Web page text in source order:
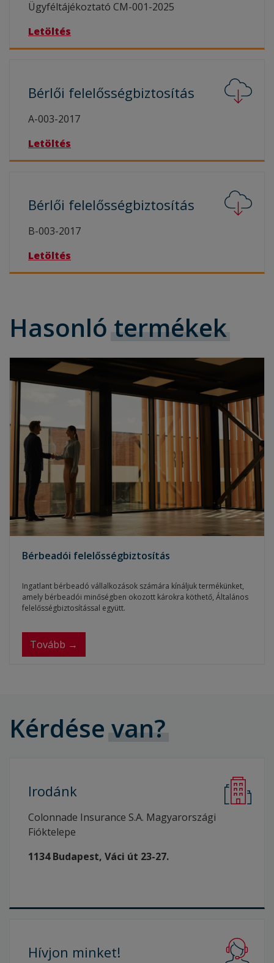
Ügyféltájékoztató CM-001-2025
Letöltés
Bérlői felelősségbiztosítás
A-003-2017
Letöltés
Bérlői felelősségbiztosítás
B-003-2017
Letöltés
Hasonló termékek
Bérbeadói felelősségbiztosítás
Ingatlant bérbeadó vállalkozások számára kínáljuk termékünket,
amely bérbeadói minőségben okozott károkra köthető, Általános
felelősségbiztosítással együtt.
Tovább →
Kérdése van?
Irodánk
Colonnade Insurance S.A. Magyarországi
Fióktelepe
1134 Budapest, Váci út 23-27.
Hívjon minket!